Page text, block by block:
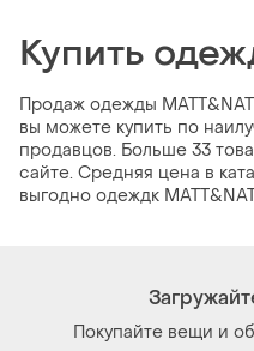
Купить
Продаж одежды
вы можете купить по
продавцов. Больше 33
сайте. Средняя цена в
выгодно одеждк
Покупайте вещи и